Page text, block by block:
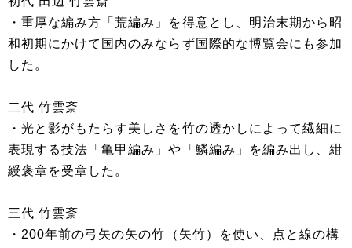
・重厚な編み方「荒編み」を得意とし、明治末期から昭
和初期にかけて国内のみならず国際的な博覧会にも参加
した。
二代 竹雲斎
・光と影がもたらす美しさを竹の透かしによって繊細に
表現する技法「亀甲編み」や「鱗編み」を編み出し、紺
綬褒章を受章した。
三代 竹雲斎
・200年前の弓矢の矢の竹（矢竹）を使い、点と線の構